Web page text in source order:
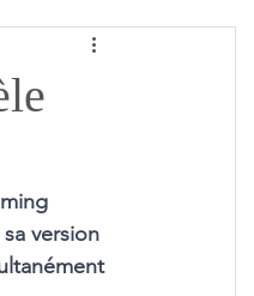
Gamescom
version